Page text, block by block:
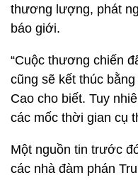
thương lượng, phát
báo giới.
“Cuộc thương chiến
cũng sẽ kết thúc
Cao cho biết. Tuy
các mốc thời gian cụ
Một nguồn tin trước
các nhà đàm phán